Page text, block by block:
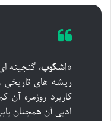
«اشکوب، گنجینه
ریشه های تاریخی
کاربرد روزمره
ادبی آن همچنان